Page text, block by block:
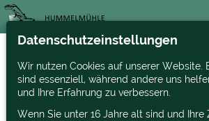
Datenschutzeinstellungen
Wir nutzen Cookies auf unserer Website.
sind essenziell, während andere uns
und Ihre Erfahrung zu verbessern.
Wenn Sie unter 16 Jahre alt sind und Ihre
von 16 bis 57 PS